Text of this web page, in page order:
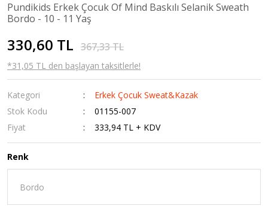
Pundikids Erkek Çocuk Of Mind Baskılı Selanik Sweath
Bordo - 10 - 11 Yaş
330,60 TL 367,33 TL
*31,05 TL den başlayan taksitlerle!
Kategori
Erkek Çocuk Sweat&Kazak
Stok Kodu
01155-007
Fiyat
333,94 TL + KDV
Renk